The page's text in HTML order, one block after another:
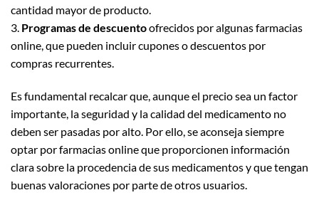
cantidad mayor de producto.
3. Programas de descuentoofrecidos por algunas farmacias
online, que pueden incluir cupones o descuentos por
compras recurrentes.
Es fundamental recalcar que, aunque el precio sea un factor
importante, la seguridad y la calidad del medicamento no
deben ser pasadas por alto. Por ello, se aconseja siempre
optar por farmacias online que proporcionen información
clara sobre la procedencia de sus medicamentos y que tengan
buenas valoraciones por parte de otros usuarios.